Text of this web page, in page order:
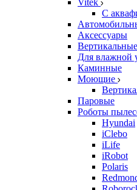
Vitek
С
Аксессуары
Вертикальные
Для влажной
Каминные
Моющие
Паровые
Роботы
Hyundai
iClebo
iLife
iRobot
Polaris